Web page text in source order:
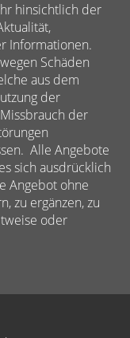
hinsichtlich der
Informationen.
Schäden
aus dem
der
der
Alle Angebote
sich ausdrücklich
Angebot ohne
zu ergänzen, zu
oder